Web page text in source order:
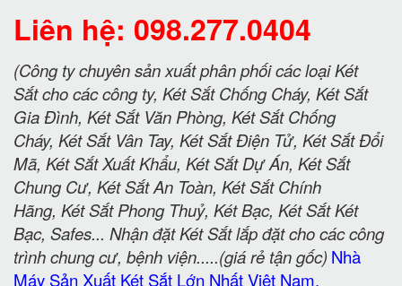
Liên hệ: 098.277.0404
(Công ty chuyên sản xuất phân phối các loại Két
Sắt cho các công ty, Két Sắt Chống Cháy, Két Sắt
Gia Đình, Két Sắt Văn Phòng, Két Sắt Chống
Cháy, Két Sắt Vân Tay, Két Sắt Điện Tử, Két Sắt Đổi
Mã, Két Sắt Xuất Khẩu, Két Sắt Dự Án, Két Sắt
Chung Cư, Két Sắt An Toàn, Két Sắt Chính
Hãng, Két Sắt Phong Thuỷ, Két Bạc, Két Sắt Két
Bạc, Safes... Nhận đặt Két Sắt lắp đặt cho các công
trình chung cư, bệnh viện.....(giá rẻ tận gốc) Nhà
Máy Sản Xuất Két Sắt Lớn Nhất Việt Nam.